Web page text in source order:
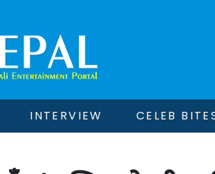
INTERVIEW CELEB